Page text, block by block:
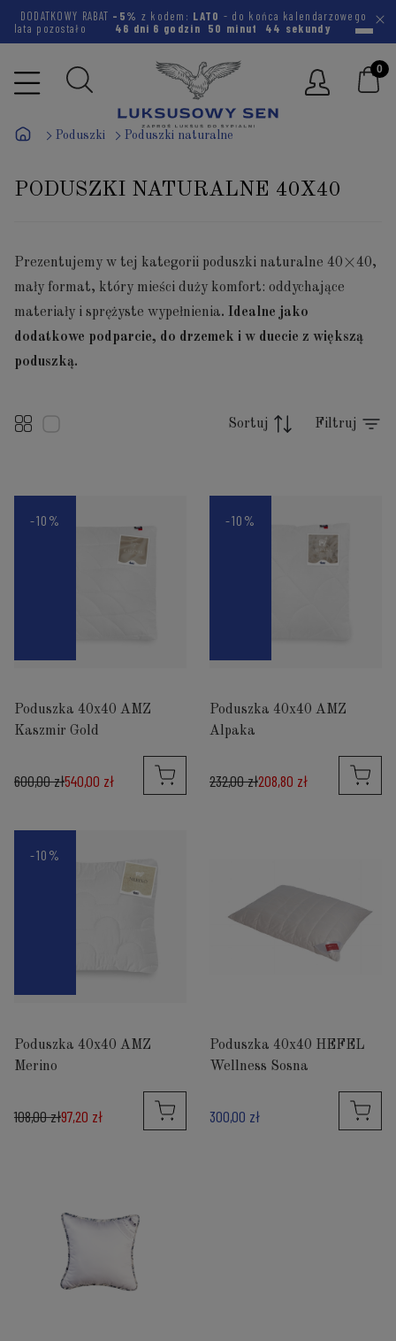
DODATKOWY RABAT -5% z kodem: LATO - do końca kalendarzowego
lata pozostało
46 dni 6 godzin 50 minut 44 sekundy
Poduszki Poduszki naturalne
PODUSZKI NATURALNE 40X40
Prezentujemy w tej kategorii poduszki naturalne 40×40,
mały format, który mieści duży komfort: oddychające
materiały i sprężyste wypełnienia. Idealne jako
dodatkowe podparcie, do drzemek i w duecie z większą
poduszką.
Sortuj Filtruj
-10%
Poduszka 40x40 AMZ
Kaszmir Gold
540,00 zł
600,00 zł
-10%
Poduszka 40x40 AMZ
Alpaka
208,80 zł
232,00 zł
-10%
Poduszka 40x40 AMZ
Merino
97,20 zł
108,00 zł
Poduszka 40x40 HEFEL
Wellness Sosna
300,00 zł